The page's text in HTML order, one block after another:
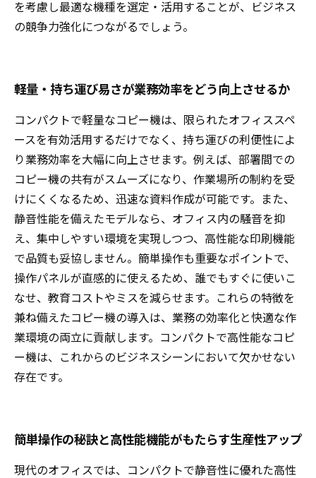
を考慮し最適な機種を選定・活用することが、ビジネス
の競争力強化につながるでしょう。
軽量・持ち運び易さが業務効率をどう向上させるか
コンパクトで軽量なコピー機は、限られたオフィススペ
ースを有効活用するだけでなく、持ち運びの利便性によ
り業務効率を大幅に向上させます。例えば、部署間での
コピー機の共有がスムーズになり、作業場所の制約を受
けにくくなるため、迅速な資料作成が可能です。また、
静音性能を備えたモデルなら、オフィス内の騒音を抑
え、集中しやすい環境を実現しつつ、高性能な印刷機能
で品質も妥協しません。簡単操作も重要なポイントで、
操作パネルが直感的に使えるため、誰でもすぐに使いこ
なせ、教育コストやミスを減らせます。これらの特徴を
兼ね備えたコピー機の導入は、業務の効率化と快適な作
業環境の両立に貢献します。コンパクトで高性能なコピ
ー機は、これからのビジネスシーンにおいて欠かせない
存在です。
簡単操作の秘訣と高性能機能がもたらす生産性アップ
現代のオフィスでは、コンパクトで静音性に優れた高性